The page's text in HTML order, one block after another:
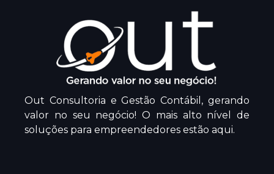
Out Consultoria e Gestão Contábil, gerando
valor no seu negócio! O mais alto nível de
soluções para empreendedores estão aqui.